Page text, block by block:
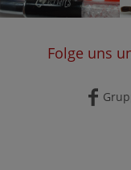
Folge uns